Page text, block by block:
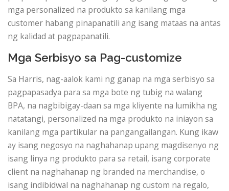
mga personalized na produkto sa kanilang mga
customer habang pinapanatili ang isang mataas na antas
ng kalidad at pagpapanatili.
Mga Serbisyo sa Pag-customize
Sa Harris, nag-aalok kami ng ganap na mga serbisyo sa
pagpapasadya para sa mga bote ng tubig na walang
BPA, na nagbibigay-daan sa mga kliyente na lumikha ng
natatangi, personalized na mga produkto na iniayon sa
kanilang mga partikular na pangangailangan. Kung ikaw
ay isang negosyo na naghahanap upang magdisenyo ng
isang linya ng produkto para sa retail, isang corporate
client na naghahanap ng branded na merchandise, o
isang indibidwal na naghahanap ng custom na regalo,